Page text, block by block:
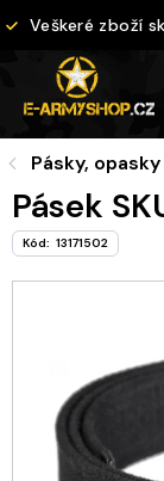
na
Veškeré zboží
Pásky, opasky
Pásek
Kód: 13171502